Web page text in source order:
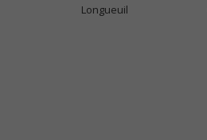
Longueuil